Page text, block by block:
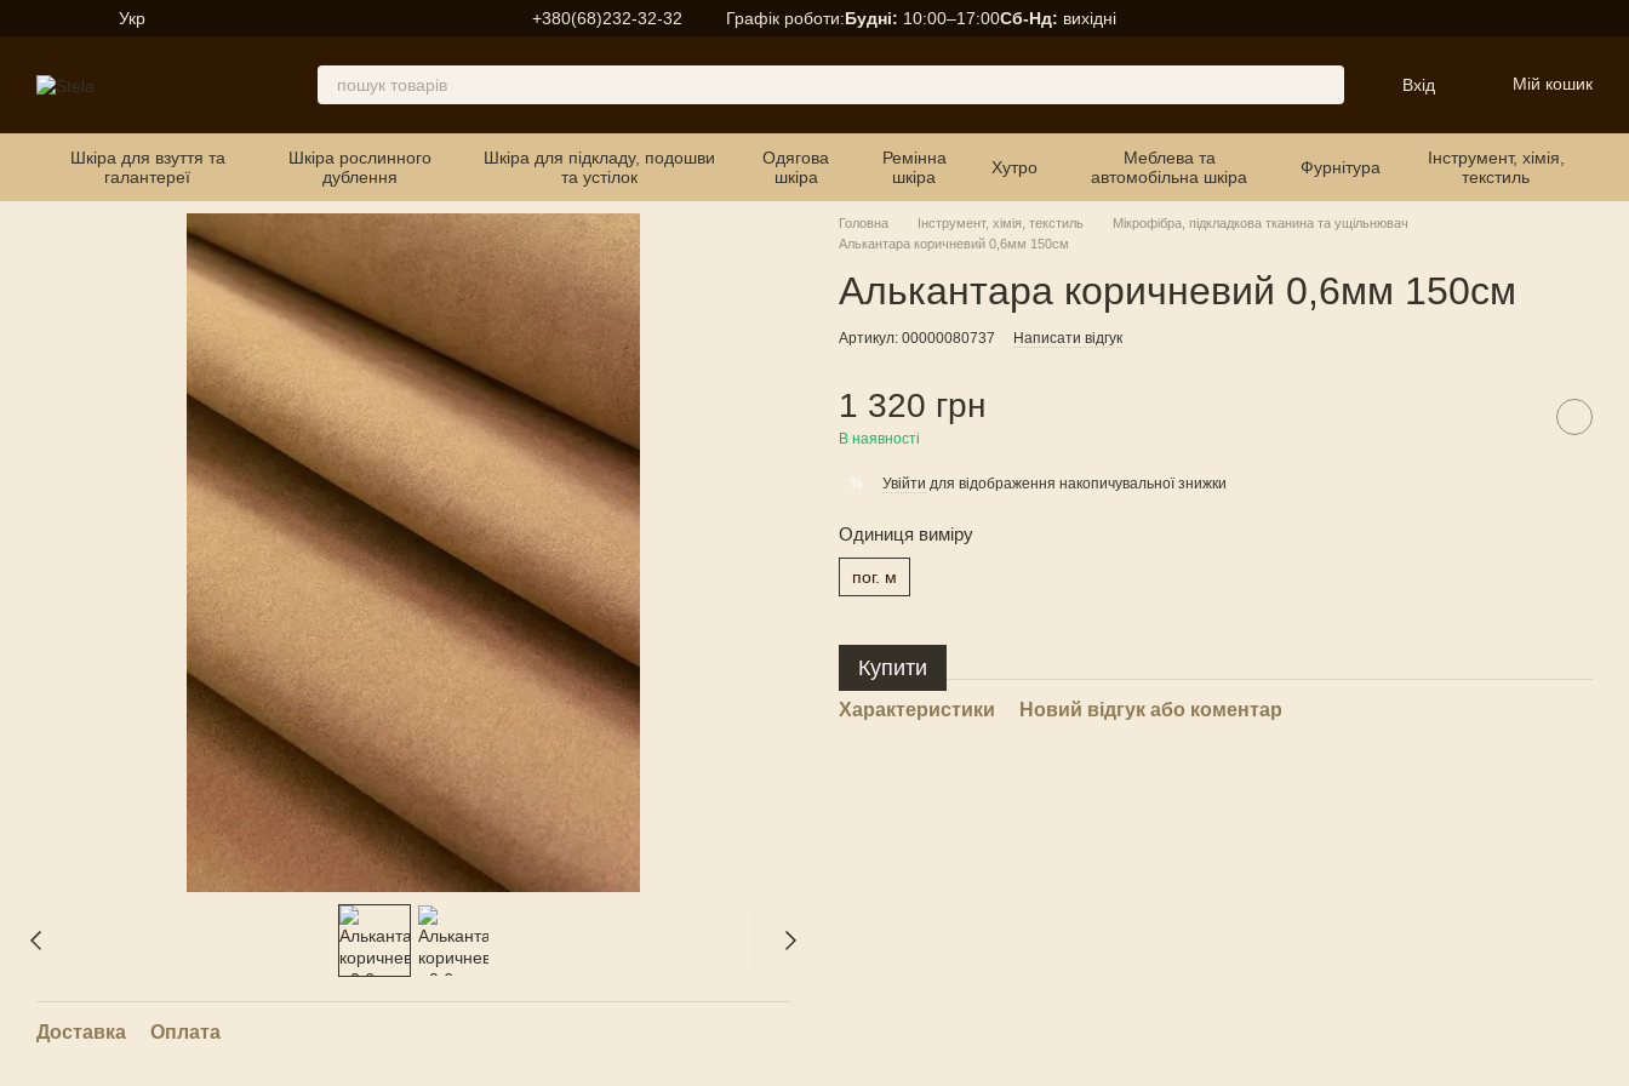
Перейти до основного контенту
Укр +380(68)232-32-32 Графік роботи:Будні: 10:00–17:00Сб-Нд: вихідні
Вхід Мій кошик
Шкіра для взуття та
галантереї
Шкіра рослинного
дублення
Шкіра для підкладу, подошви
та устілок
Одягова
шкіра
Ремінна
шкіра
Хутро
Меблева та
автомобільна шкіра
Фурнітура
Інструмент, хімія,
текстиль
Доставка Оплата
Головна Інструмент, хімія, текстиль
Мікрофібра, підкладкова тканина та ущільнювач
Алькантара коричневий 0,6мм 150см
Алькантара коричневий 0,6мм 150см
Артикул: 00000080737 Написати відгук
1 320 грн
В наявності
% Увійти для відображення накопичувальної знижки
Одиниця виміру
пог. м
Купити
Характеристики Новий відгук або коментар